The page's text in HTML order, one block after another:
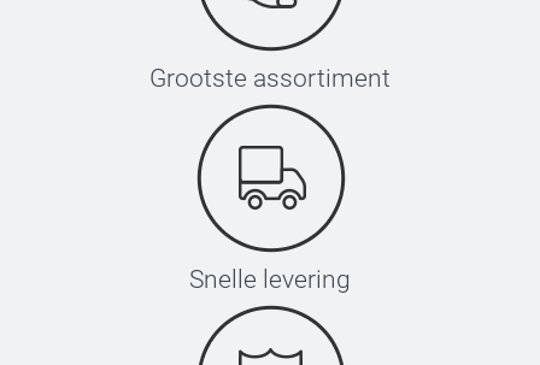
Grootste assortiment
Snelle levering